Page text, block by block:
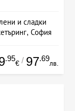
и сладки
София
.95
€ / 97.69
лв.